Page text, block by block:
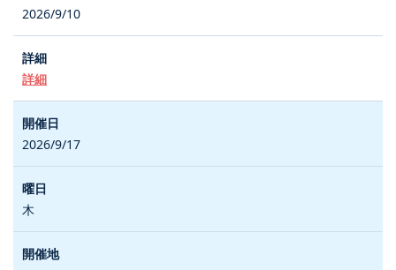
2026/9/10
詳細
2026/9/17
木